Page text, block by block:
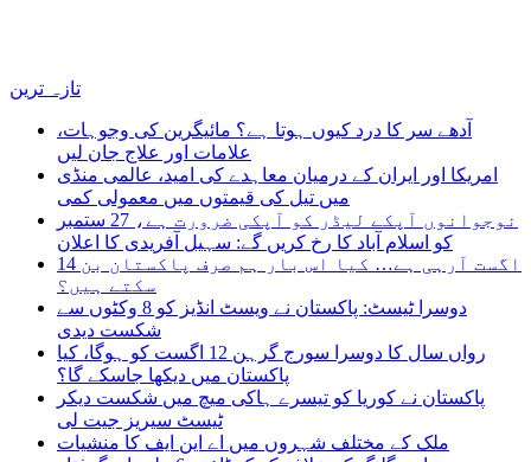
تازہ ترین
آدھے سر کا درد کیوں ہوتا ہے؟ مائیگرین کی وجوہات،
علامات اور علاج جان لیں
امریکا اور ایران کے درمیان معاہدے کی امید، عالمی منڈی
میں تیل کی قیمتوں میں معمولی کمی
نوجوانوں آپکے لیڈر کو آپکی ضرورت ہے، 27 ستمبر
کو اسلام آباد کا رخ کریں گے: سہیل آفریدی کا اعلان
14 اگست آرہی ہے… کیا اس بار ہم صرف پاکستان بن
سکتے ہیں؟
دوسرا ٹیسٹ: پاکستان نے ویسٹ انڈیز کو 8 وکٹوں سے
شکست دیدی
رواں سال کا دوسرا سورج گرہن 12 اگست کو ہوگا، کیا
پاکستان میں دیکھا جاسکے گا؟
پاکستان نے کوریا کو تیسرے ہاکی میچ میں شکست دیکر
ٹیسٹ سیریز جیت لی
ملک کے مختلف شہروں میں اے این ایف کا منشیات